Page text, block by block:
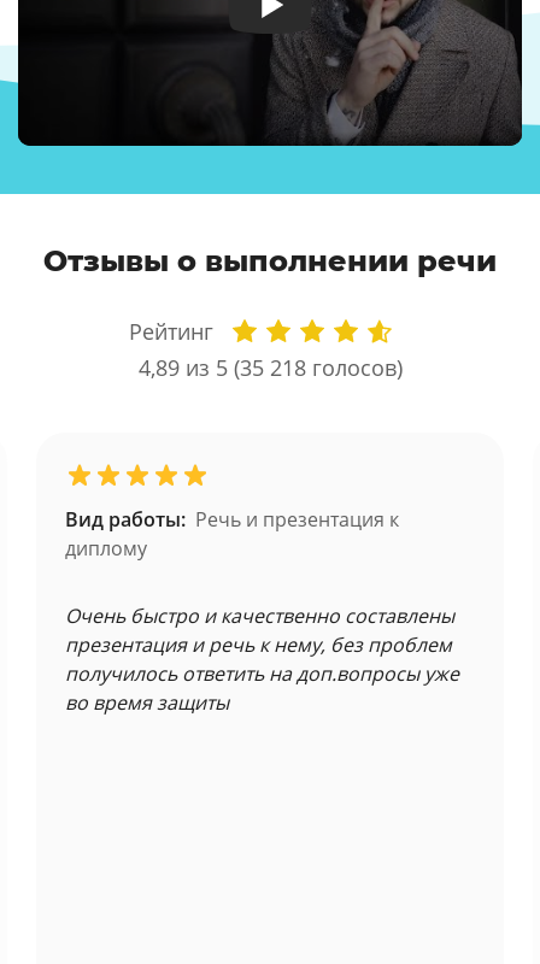
Отзывы о выполнении речи
Рейтинг
4,89 из 5 (35 218голосов)
Вид работы: Речь и презентация к
диплому
Очень быстро и качественно составлены
презентация и речь к нему, без проблем
получилось ответить на доп.вопросы уже
во время защиты